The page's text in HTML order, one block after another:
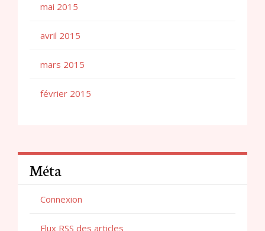
mai 2015
avril 2015
mars 2015
février 2015
Méta
Connexion
Flux RSS des articles